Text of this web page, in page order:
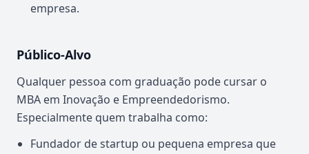
empresa.
Público-Alvo
Qualquer pessoa com graduação pode cursar o
MBA em Inovação e Empreendedorismo.
Especialmente quem trabalha como:
Fundador de startup ou pequena empresa que